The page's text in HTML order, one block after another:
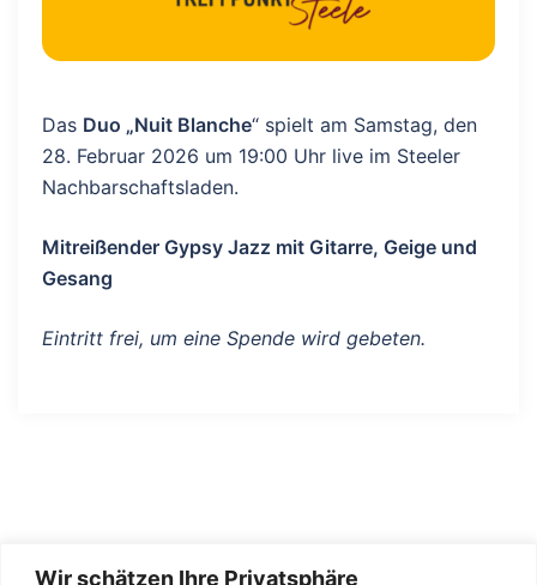
Wir schätzen Ihre Privatsphäre
Das Duo „Nuit Blanche“ spielt am Samstag, den
28. Februar 2026 um 19:00 Uhr live im Steeler
Nachbarschaftsladen.
Mitreißender Gypsy Jazz mit Gitarre, Geige und
Gesang
Eintritt frei, um eine Spende wird gebeten.